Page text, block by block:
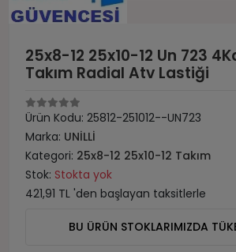
25x8-12 25x10-12 Un 723
Takım Radial Atv Lastiği
Ürün Kodu: 25812-251012--UN723
Marka: UNİLLİ
Kategori: 25x8-12 25x10-12 Takım
Stok: Stokta yok
421,91 TL 'den başlayan taksitlerle
BU ÜRÜN STOKLARIMIZDA